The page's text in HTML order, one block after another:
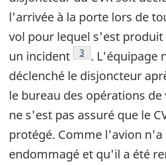
l'arrivée à la porte lors de
vol pour lequel s'est produit
un incident
Note de bas de page
3 . L'équipage
déclenché le disjoncteur
le bureau des opérations
ne s'est pas assuré que le
protégé. Comme l'avion n'a
endommagé et qu'il a été